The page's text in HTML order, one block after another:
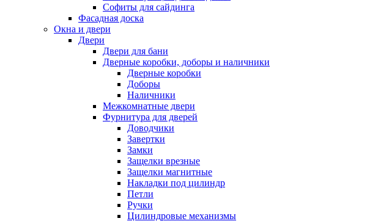
Софиты для сайдинга
Фасадная доска
Окна и двери
Двери
Двери для бани
Дверные коробки, доборы и наличники
Дверные коробки
Доборы
Наличники
Межкомнатные двери
Фурнитура для дверей
Доводчики
Завертки
Замки
Защелки врезные
Защелки магнитные
Накладки под цилиндр
Петли
Ручки
Цилиндровые механизмы